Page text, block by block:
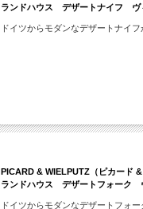
ランドハウス デザートナイフ ヴ
ドイツからモダンなデザートナイフ
PICARD & WIELPUTZ（ピカード &
ランドハウス デザートフォーク
ドイツからモダンなデザートフォ